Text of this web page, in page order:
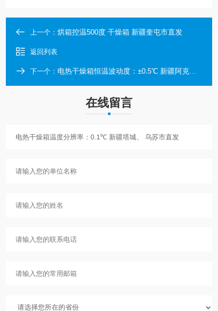
上一个： 烘箱控温500度 干燥箱 新疆奎屯市直发
返回列表
下一个： 电热干燥箱恒温波动度：±0.5℃ 新疆阿克苏市直发
在线留言